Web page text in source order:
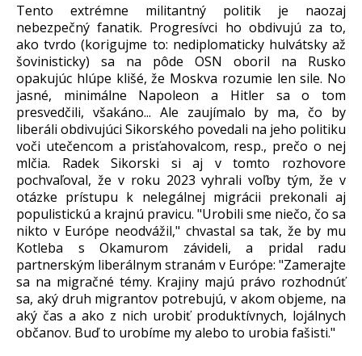
Tento extrémne militantný politik je naozaj
nebezpečný fanatik. Progresívci ho obdivujú za to,
ako tvrdo (korigujme to: nediplomaticky hulvátsky až
šovinisticky) sa na pôde OSN oboril na Rusko
opakujúc hlúpe klišé, že Moskva rozumie len sile. No
jasné, minimálne Napoleon a Hitler sa o tom
presvedčili, všakáno... Ale zaujímalo by ma, čo by
liberáli obdivujúci Sikorského povedali na jeho politiku
voči utečencom a prisťahovalcom, resp., prečo o nej
mlčia. Radek Sikorski si aj v tomto rozhovore
pochvaľoval, že v roku 2023 vyhrali voľby tým, že v
otázke prístupu k nelegálnej migrácii prekonali aj
populistickú a krajnú pravicu. "Urobili sme niečo, čo sa
nikto v Európe neodvážil," chvastal sa tak, že by mu
Kotleba s Okamurom závideli, a pridal radu
partnerským liberálnym stranám v Európe: "Zamerajte
sa na migračné témy. Krajiny majú právo rozhodnúť
sa, aký druh migrantov potrebujú, v akom objeme, na
aký čas a ako z nich urobiť produktívnych, lojálnych
občanov. Buď to urobíme my alebo to urobia fašisti."